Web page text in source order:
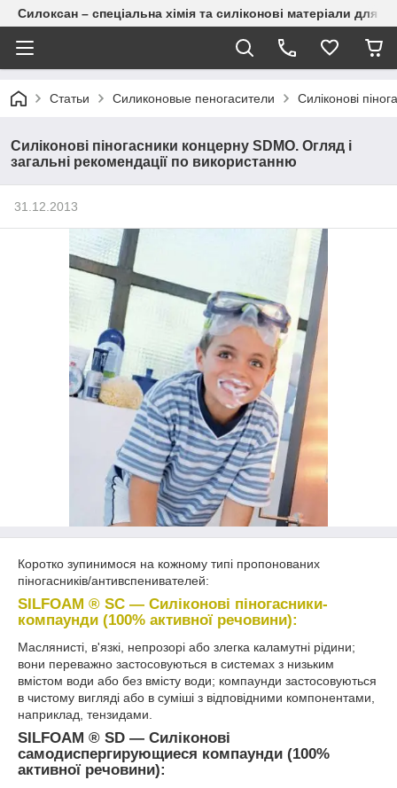
Силоксан – спеціальна хімія та силіконові матеріали для
Статьи Силиконовые пеногасители Силіконові
Силіконові піногасники концерну SDMO. Огляд і
загальні рекомендації по використанню
31.12.2013
Коротко зупинимося на кожному типі пропонованих
піногасників/антивспенивателей:
SILFOAM ® SC ― Силіконові піногасники-
компаунди (100% активної речовини):
Маслянисті, в'язкі, непрозорі або злегка каламутні рідини;
вони переважно застосовуються в системах з низьким
вмістом води або без вмісту води; компаунди застосовуються
в чистому вигляді або в суміші з відповідними компонентами,
наприклад, тензидами.
SILFOAM ® SD ― Силіконові
самодиспергирующиеся компаунди (100%
активної речовини):